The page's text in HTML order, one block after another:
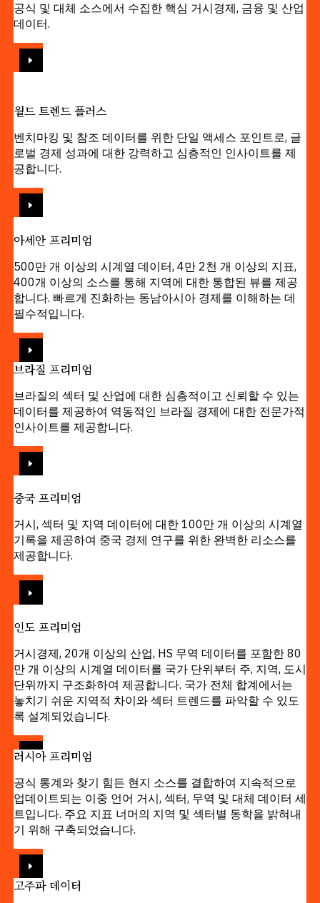
공식 및 대체 소스에서 수집한 핵심 거시경제, 금융 및 산업
데이터.
월드 트렌드 플러스
벤치마킹 및 참조 데이터를 위한 단일 액세스 포인트로, 글
로벌 경제 성과에 대한 강력하고 심층적인 인사이트를 제
공합니다.
아세안 프리미엄
500만 개 이상의 시계열 데이터, 4만 2천 개 이상의 지표,
400개 이상의 소스를 통해 지역에 대한 통합된 뷰를 제공
합니다. 빠르게 진화하는 동남아시아 경제를 이해하는 데
필수적입니다.
브라질 프리미엄
브라질의 섹터 및 산업에 대한 심층적이고 신뢰할 수 있는
데이터를 제공하여 역동적인 브라질 경제에 대한 전문가적
인사이트를 제공합니다.
중국 프리미엄
거시, 섹터 및 지역 데이터에 대한 100만 개 이상의 시계열
기록을 제공하여 중국 경제 연구를 위한 완벽한 리소스를
제공합니다.
인도 프리미엄
거시경제, 20개 이상의 산업, HS 무역 데이터를 포함한 80
만 개 이상의 시계열 데이터를 국가 단위부터 주, 지역, 도시
단위까지 구조화하여 제공합니다. 국가 전체 합계에서는
놓치기 쉬운 지역적 차이와 섹터 트렌드를 파악할 수 있도
록 설계되었습니다.
러시아 프리미엄
공식 통계와 찾기 힘든 현지 소스를 결합하여 지속적으로
업데이트되는 이중 언어 거시, 섹터, 무역 및 대체 데이터 세
트입니다. 주요 지표 너머의 지역 및 섹터별 동학을 밝혀내
기 위해 구축되었습니다.
고주파 데이터